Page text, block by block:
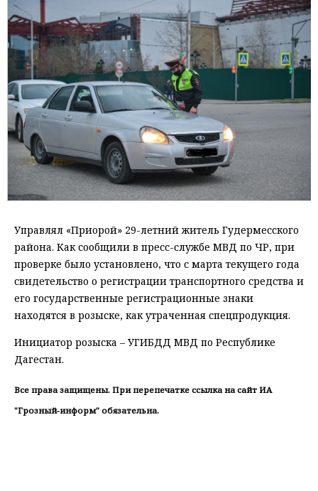
Управлял «Приорой» 29-летний житель Гудермесского
района. Как сообщили в пресс-службе МВД по ЧР, при
проверке было установлено, что с марта текущего года
свидетельство о регистрации транспортного средства и
его государственные регистрационные знаки
находятся в розыске, как утраченная спецпродукция.
Инициатор розыска – УГИБДД МВД по Республике
Дагестан.
Все права защищены. При перепечатке ссылка на сайт ИА
"Грозный-информ" обязательна.